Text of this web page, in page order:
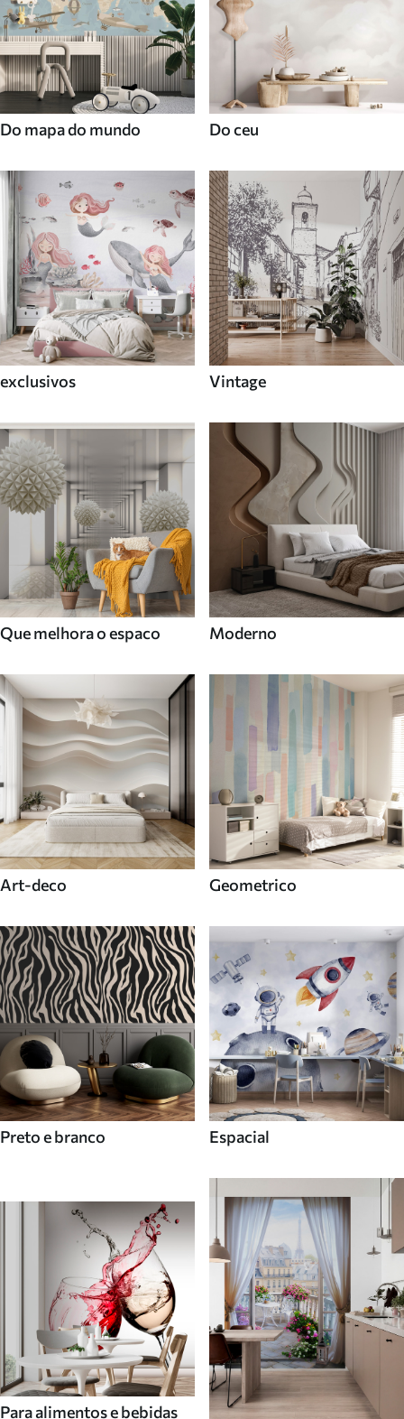
Do mapa do mundo Do ceu
exclusivos Vintage
Que melhora o espaco Moderno
Art-deco Geometrico
Preto e branco Espacial
Para alimentos e bebidas